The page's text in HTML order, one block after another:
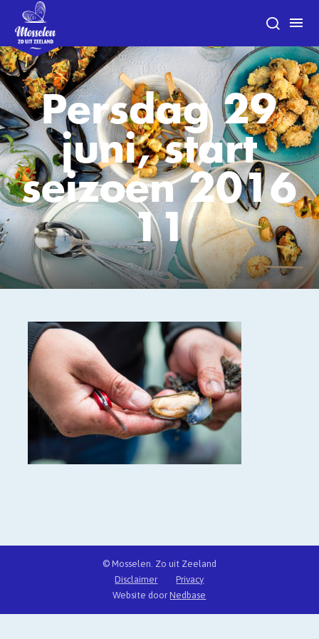
Persdag 29
juni, start
seizoen 2016
11
© Mosselen. Zo uit Zeeland
Disclaimer
Privacy
Website doorNedbase